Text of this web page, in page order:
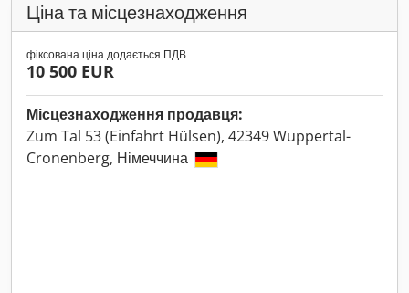
Ціна та місцезнаходження
фіксована ціна додається ПДВ
10 500 EUR
Місцезнаходження продавця:
Zum Tal 53 (Einfahrt Hülsen), 42349 Wuppertal-
Cronenberg, Німеччина